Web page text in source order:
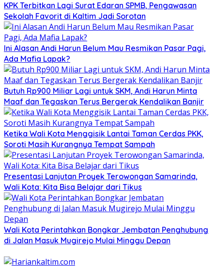
KPK Terbitkan Lagi Surat Edaran SPMB, Pengawasan
Sekolah Favorit di Kaltim Jadi Sorotan
Ini Alasan Andi Harun Belum Mau Resmikan Pasar Pagi,
Ada Mafia Lapak?
Butuh Rp900 Miliar Lagi untuk SKM, Andi Harun Minta
Maaf dan Tegaskan Terus Bergerak Kendalikan Banjir
Ketika Wali Kota Menggisik Lantai Taman Cerdas PKK,
Soroti Masih Kurangnya Tempat Sampah
Presentasi Lanjutan Proyek Terowongan Samarinda,
Wali Kota: Kita Bisa Belajar dari Tikus
Wali Kota Perintahkan Bongkar Jembatan Penghubung
di Jalan Masuk Mugirejo Mulai Minggu Depan